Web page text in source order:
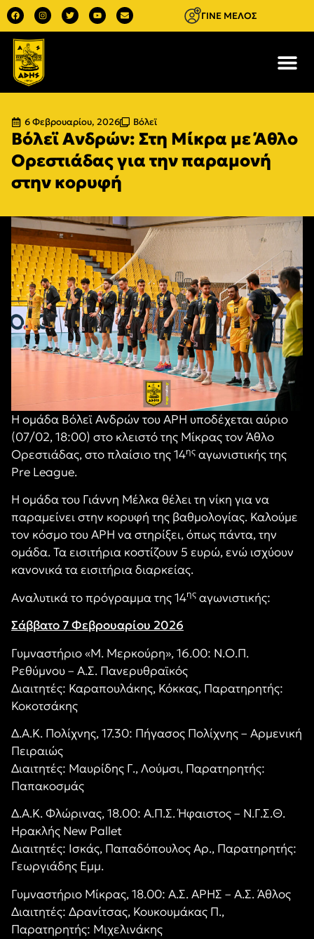
ΓΙΝΕ ΜΕΛΟΣ
6 Φεβρουαρίου, 2026 Βόλεϊ
Βόλεϊ Ανδρών: Στη Μίκρα με Άθλο
Ορεστιάδας για την παραμονή
στην κορυφή
Η ομάδα Βόλεϊ Ανδρών του ΑΡΗ υποδέχεται αύριο
(07/02, 18:00) στο κλειστό της Μίκρας τον Άθλο
Ορεστιάδας, στο πλαίσιο της 14ης αγωνιστικής της
Pre League.
Η ομάδα του Γιάννη Μέλκα θέλει τη νίκη για να
παραμείνει στην κορυφή της βαθμολογίας. Καλούμε
τον κόσμο του ΑΡΗ να στηρίξει, όπως πάντα, την
ομάδα. Τα εισιτήρια κοστίζουν 5 ευρώ, ενώ ισχύουν
κανονικά τα εισιτήρια διαρκείας.
Αναλυτικά το πρόγραμμα της 14ης αγωνιστικής:
Σάββατο 7 Φεβρουαρίου 2026
Γυμναστήριο «Μ. Μερκούρη», 16.00: Ν.Ο.Π.
Ρεθύμνου – Α.Σ. Πανερυθραϊκός
Διαιτητές: Καραπουλάκης, Κόκκας, Παρατηρητής:
Κοκοτσάκης
Δ.Α.Κ. Πολίχνης, 17.30: Πήγασος Πολίχνης – Αρμενική
Πειραιώς
Διαιτητές: Μαυρίδης Γ., Λούμσι, Παρατηρητής:
Παπακοσμάς
Δ.Α.Κ. Φλώρινας, 18.00: Α.Π.Σ. Ήφαιστος – Ν.Γ.Σ.Θ.
Ηρακλής New Pallet
Διαιτητές: Ισκάς, Παπαδόπουλος Αρ., Παρατηρητής:
Γεωργιάδης Εμμ.
Γυμναστήριο Μίκρας, 18.00: Α.Σ. ΑΡΗΣ – Α.Σ. Άθλος
Διαιτητές: Δρανίτσας, Κουκουμάκας Π.,
Παρατηρητής: Μιχελινάκης